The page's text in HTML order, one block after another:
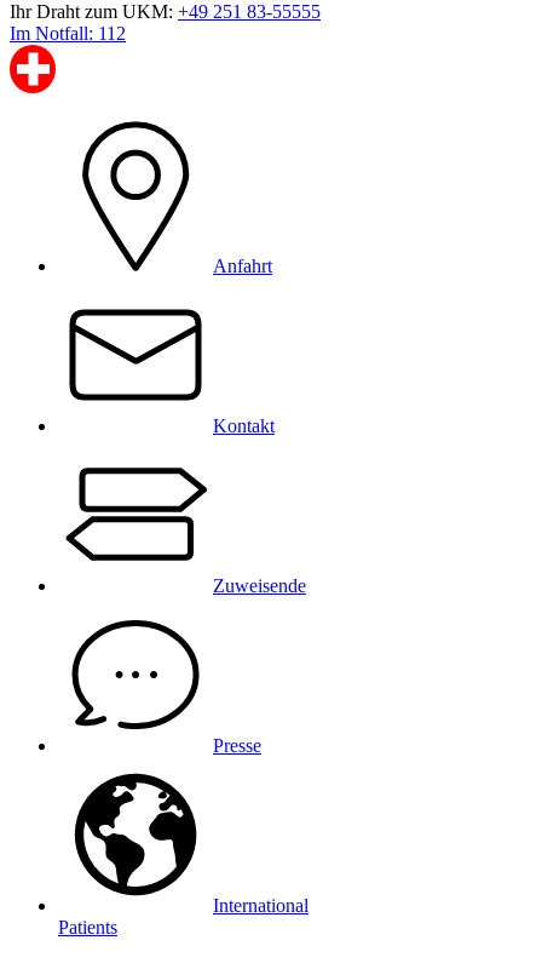
Ihr Draht zum UKM: +49 251 83-55555
Im Notfall: 112
Anfahrt
Kontakt
Zuweisende
Presse
International
Patients